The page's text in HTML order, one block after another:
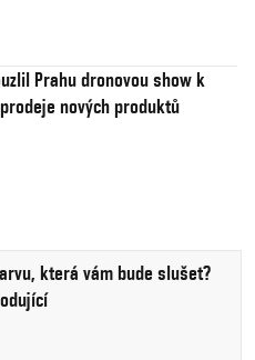
Prahu dronovou show k
nových produktů
která vám bude slušet?